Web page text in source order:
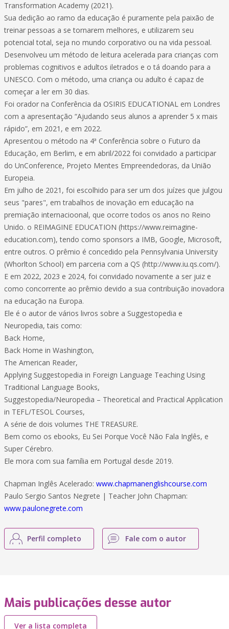
Transformation Academy (2021).
Sua dedição ao ramo da educação é puramente pela paixão de
treinar pessoas a se tornarem melhores, e utilizarem seu
potencial total, seja no mundo corporativo ou na vida pessoal.
Desenvolveu um método de leitura acelerada para crianças com
problemas cognitivos e adultos iletrados e o tá doando para a
UNESCO. Com o método, uma criança ou adulto é capaz de
começar a ler em 30 dias.
Foi orador na Conferência da OSIRIS EDUCATIONAL em Londres
com a apresentação “Ajudando seus alunos a aprender 5 x mais
rápido”, em 2021, e em 2022.
Apresentou o método na 4ª Conferência sobre o Futuro da
Educação, em Berlim, e em abril/2022 foi convidado a participar
do UnConference, Projeto Mentes Empreendedoras, da União
Europeia.
Em julho de 2021, foi escolhido para ser um dos juízes que julgou
seus "pares", em trabalhos de inovação em educação na
premiação internacioonal, que ocorre todos os anos no Reino
Unido. o REIMAGINE EDUCATION (https://www.reimagine-
education.com), tendo como sponsors a IMB, Google, Microsoft,
entre outros. O prêmio é concedido pela Pennsylvania University
(Whorlton School) em parceria com a QS (http://www.iu.qs.com/).
E em 2022, 2023 e 2024, foi convidado novamente a ser juiz e
como concorrente ao prêmio devido a sua contribuição inovadora
na educação na Europa.
Ele é o autor de vários livros sobre a Suggestopedia e
Neuropedia, tais como:
Back Home,
Back Home in Washington,
The American Reader,
Applying Suggestopedia in Foreign Language Teaching Using
Traditional Language Books,
Suggestopedia/Neuropedia – Theoretical and Practical Application
in TEFL/TESOL Courses,
A série de dois volumes THE TREASURE.
Bem como os ebooks, Eu Sei Porque Você Não Fala Inglês, e
Super Cérebro.
Ele mora com sua família em Portugal desde 2019.
Chapman Inglês Acelerado: www.chapmanenglishcourse.com
Paulo Sergio Santos Negrete | Teacher John Chapman:
www.paulonegrete.com
Perfil completo Fale com o autor
Mais publicações desse autor
Ver a lista completa